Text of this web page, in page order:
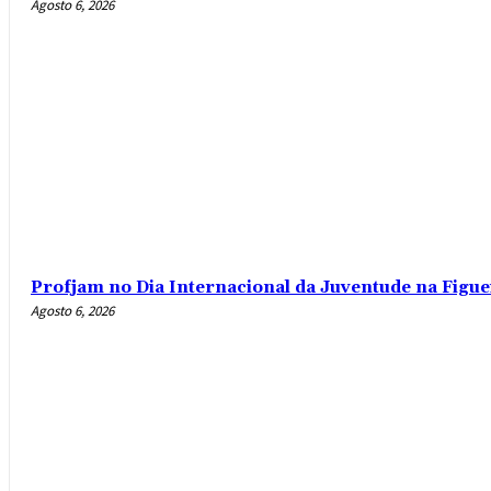
Agosto 6, 2026
Profjam no Dia Internacional da Juventude na
Agosto 6, 2026